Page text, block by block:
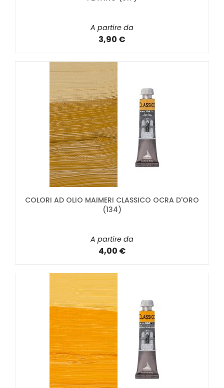
A partire da
3,90 €
COLORI AD OLIO MAIMERI CLASSICO OCRA D'ORO
(134)
A partire da
4,00 €